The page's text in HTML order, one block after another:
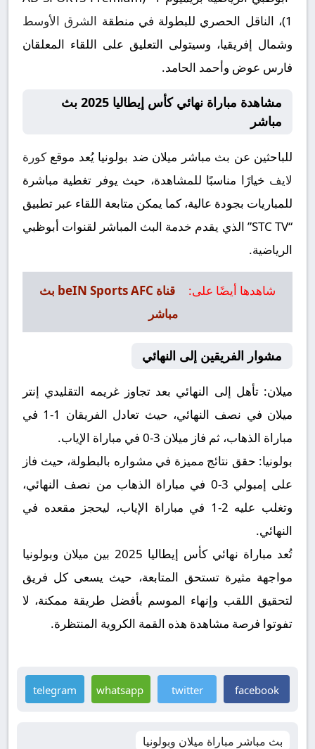
1)، الناقل الحصري للبطولة في منطقة
الشرق الأوسط
وشمال إفريقيا، وسيتولى التعليق على اللقاء المعلقان
فارس عوض وأحمد الحامد.
مشاهدة مباراة نهائي كأس إيطاليا 2025 بث
مباشر
للباحثين عن بث مباشر ميلان ضد بولونيا يُعد موقع كورة
لايف خيارًا مناسبًا للمشاهدة، حيث يوفر تغطية مباشرة
للمباريات بجودة عالية، كما يمكن متابعة اللقاء عبر تطبيق
“STC TV” الذي يقدم خدمة البث المباشر لقنوات أبوظبي
الرياضية.
شاهدها أيضًا على:
قناة beIN Sports AFC بث
مباشر
مشوار الفريقين إلى النهائي
ميلان: تأهل إلى النهائي بعد تجاوز غريمه التقليدي إنتر
ميلان في نصف النهائي، حيث تعادل الفريقان 1-1 في
مباراة الذهاب، ثم فاز ميلان 3-0 في مباراة الإياب.
بولونيا: حقق نتائج مميزة في مشواره بالبطولة، حيث فاز
على إمبولي 3-0 في مباراة الذهاب من نصف النهائي،
وتغلب عليه 2-1 في مباراة الإياب، ليحجز مقعده في
النهائي.
تُعد مباراة نهائي كأس إيطاليا 2025 بين ميلان وبولونيا
مواجهة مثيرة تستحق المتابعة، حيث يسعى كل فريق
لتحقيق اللقب وإنهاء الموسم بأفضل طريقة ممكنة، لا
تفوتوا فرصة مشاهدة هذه القمة الكروية المنتظرة.
facebook
twitter
whatsapp
telegram
بث مباشر مباراة ميلان وبولونيا